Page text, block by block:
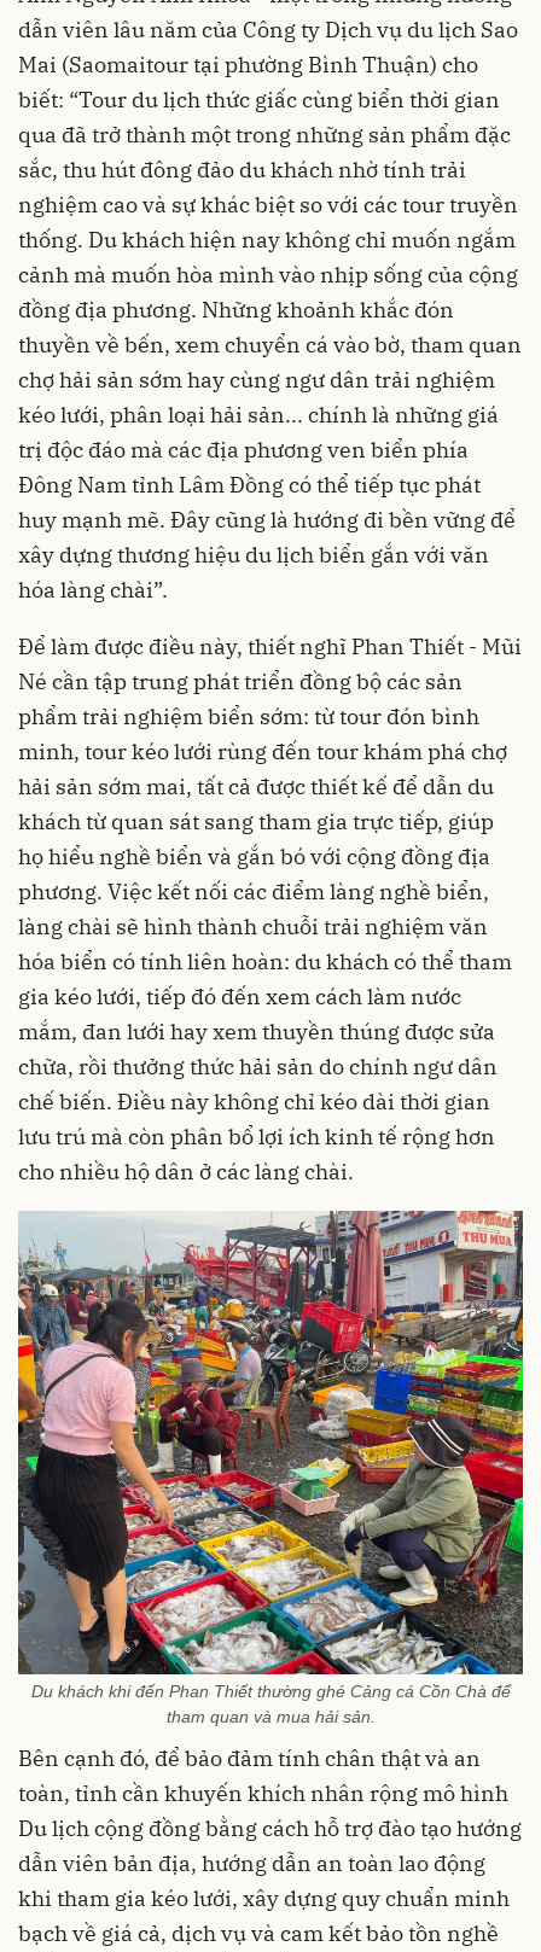
dẫn viên lâu năm của Công ty Dịch vụ du lịch Sao
Mai (Saomaitour tại phường Bình Thuận) cho
biết: “Tour du lịch thức giấc cùng biển thời gian
qua đã trở thành một trong những sản phẩm đặc
sắc, thu hút đông đảo du khách nhờ tính trải
nghiệm cao và sự khác biệt so với các tour truyền
thống. Du khách hiện nay không chỉ muốn ngắm
cảnh mà muốn hòa mình vào nhịp sống của cộng
đồng địa phương. Những khoảnh khắc đón
thuyền về bến, xem chuyển cá vào bờ, tham quan
chợ hải sản sớm hay cùng ngư dân trải nghiệm
kéo lưới, phân loại hải sản... chính là những giá
trị độc đáo mà các địa phương ven biển phía
Đông Nam tỉnh Lâm Đồng có thể tiếp tục phát
huy mạnh mẽ. Đây cũng là hướng đi bền vững để
xây dựng thương hiệu du lịch biển gắn với văn
hóa làng chài”.
Để làm được điều này, thiết nghĩ Phan Thiết - Mũi
Né cần tập trung phát triển đồng bộ các sản
phẩm trải nghiệm biển sớm: từ tour đón bình
minh, tour kéo lưới rùng đến tour khám phá chợ
hải sản sớm mai, tất cả được thiết kế để dẫn du
khách từ quan sát sang tham gia trực tiếp, giúp
họ hiểu nghề biển và gắn bó với cộng đồng địa
phương. Việc kết nối các điểm làng nghề biển,
làng chài sẽ hình thành chuỗi trải nghiệm văn
hóa biển có tính liên hoàn: du khách có thể tham
gia kéo lưới, tiếp đó đến xem cách làm nước
mắm, đan lưới hay xem thuyền thúng được sửa
chữa, rồi thưởng thức hải sản do chính ngư dân
chế biến. Điều này không chỉ kéo dài thời gian
lưu trú mà còn phân bổ lợi ích kinh tế rộng hơn
cho nhiều hộ dân ở các làng chài.
Du khách khi đến Phan Thiết thường ghé Cảng cá Cồn Chà để
tham quan và mua hải sản.
Bên cạnh đó, để bảo đảm tính chân thật và an
toàn, tỉnh cần khuyến khích nhân rộng mô hình
Du lịch cộng đồng bằng cách hỗ trợ đào tạo hướng
dẫn viên bản địa, hướng dẫn an toàn lao động
khi tham gia kéo lưới, xây dựng quy chuẩn minh
bạch về giá cả, dịch vụ và cam kết bảo tồn nghề